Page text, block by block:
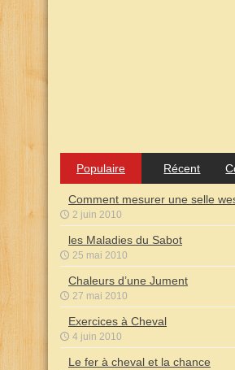
Populaire Récent
Comment mesurer une selle
2 juin 2010
les Maladies du Sabot
25 mai 2010
Chaleurs d’une Jument
27 mai 2010
Exercices à Cheval
4 juin 2010
Le fer à cheval et la chance